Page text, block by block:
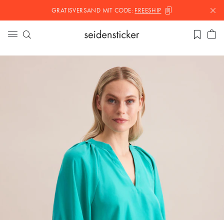
GRATISVERSAND MITCODE: FREESHIP